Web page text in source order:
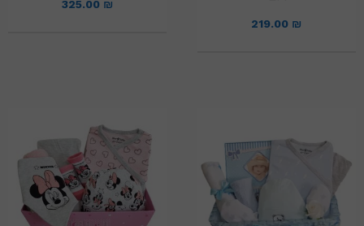
219.00 ₪
325.00 ₪